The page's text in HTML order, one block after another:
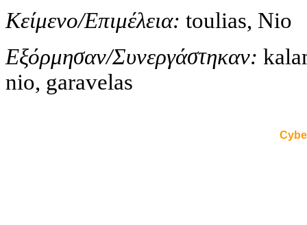
Κείμενο/Επιμέλεια: toulias, Nio
Εξόρμησαν/Συνεργάστηκαν:
nio, garavelas